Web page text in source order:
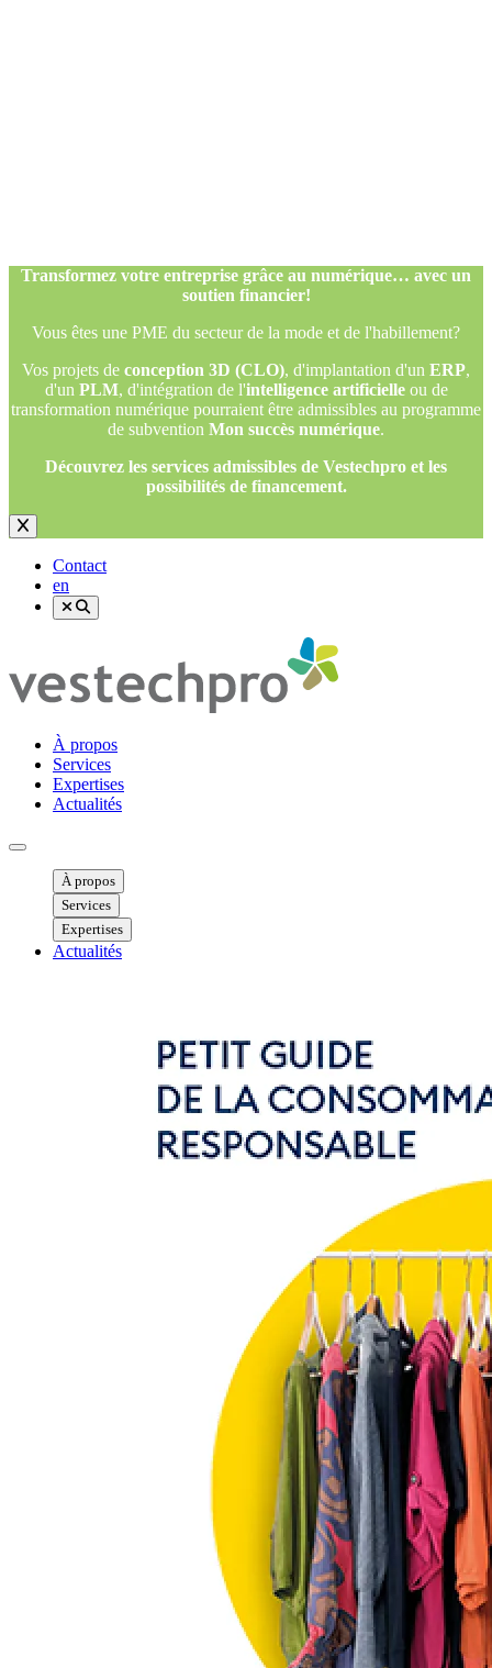
Transformez votre entreprise grâce au numérique… avec un
soutien financier!
Vous êtes une PME du secteur de la mode et de l'habillement?
Vos projets de conception 3D (CLO), d'implantation d'un ERP,
d'un PLM, d'intégration de l'intelligence artificielleou de
transformation numérique pourraient être admissibles au programme
de subvention Mon succès numérique.
Découvrez les services admissibles de Vestechpro et les
possibilités de financement.
Contact
en
À propos
Services
Expertises
Actualités
Ouvrir menu mobile
À propos
Services
Expertises
Actualités